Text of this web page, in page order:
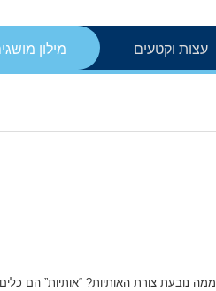
מילון עצות וקטעים
ממה נובעת צורת האותיות? “אותיות” הם